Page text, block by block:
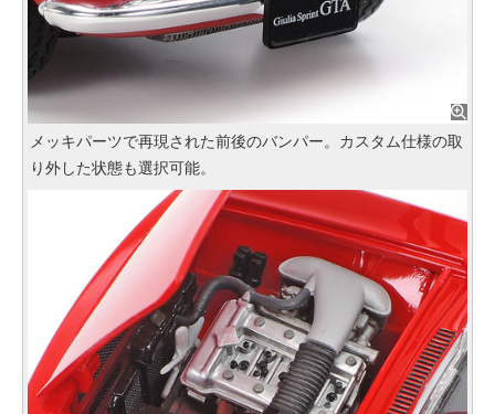
メッキパーツで再現された前後のバンパー。カスタム仕様の取
り外した状態も選択可能。